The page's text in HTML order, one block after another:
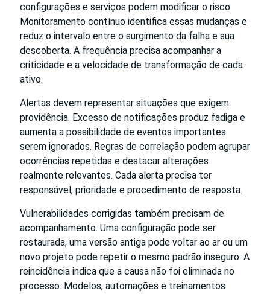
configurações e serviços podem modificar o risco.
Monitoramento contínuo identifica essas mudanças e
reduz o intervalo entre o surgimento da falha e sua
descoberta. A frequência precisa acompanhar a
criticidade e a velocidade de transformação de cada
ativo.
Alertas devem representar situações que exigem
providência. Excesso de notificações produz fadiga e
aumenta a possibilidade de eventos importantes
serem ignorados. Regras de correlação podem agrupar
ocorrências repetidas e destacar alterações
realmente relevantes. Cada alerta precisa ter
responsável, prioridade e procedimento de resposta.
Vulnerabilidades corrigidas também precisam de
acompanhamento. Uma configuração pode ser
restaurada, uma versão antiga pode voltar ao ar ou um
novo projeto pode repetir o mesmo padrão inseguro. A
reincidência indica que a causa não foi eliminada no
processo. Modelos, automações e treinamentos